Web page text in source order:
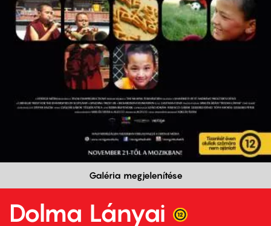
Galéria megjelenítése
Dolma Lányai